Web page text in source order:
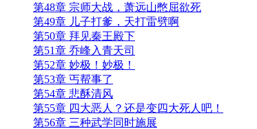
第48章 宗师大战，萧远山憋屈欲死
第49章 儿子打爹，天打雷劈啊
第50章 拜见秦王殿下
第51章 乔峰入青天司
第52章 妙极！妙极！
第53章 丐帮事了
第54章 悲酥清风
第55章 四大恶人？还是变四大死人吧！
第56章 三种武学同时施展